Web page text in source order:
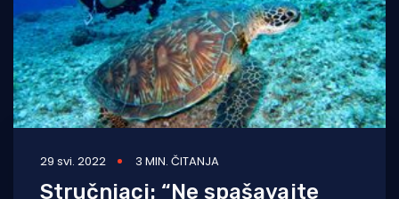
29 svi. 2022 3 MIN. ČITANJA
Stručnjaci: “Ne spašavajte